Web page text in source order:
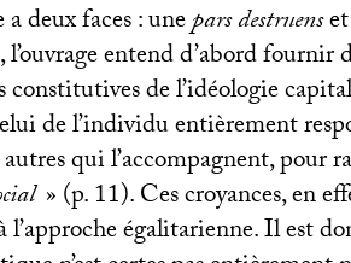
a deux faces : unepars destruens
entend d’abord
constitutives de l’idéologie
de l’individu entièrement
qui l’accompagnent, pour
» (p. 11). Ces croyances, en
à l’approche égalitarienne. Il est